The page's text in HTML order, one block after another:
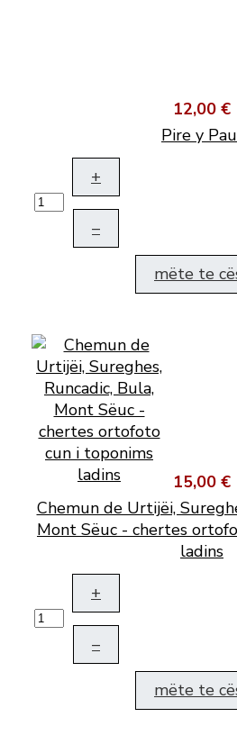
12,00 €
Pire y
+
–
mëte te
15,00 €
Chemun de Urtijëi,
Mont Sëuc - chertes
ladins
+
–
mëte te